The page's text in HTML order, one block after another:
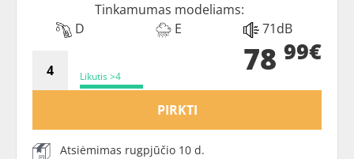
Tinkamumas modeliams:
D
E 71dB
Likutis >4 78 99€
PIRKTI
Atsiėmimas rugpjūčio 10 d.